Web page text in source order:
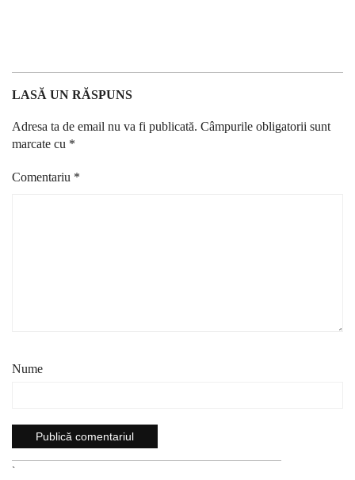
LASĂ UN RĂSPUNS
Adresa ta de email nu va fi publicată. Câmpurile obligatorii sunt
marcate cu *
Comentariu *
Nume
`